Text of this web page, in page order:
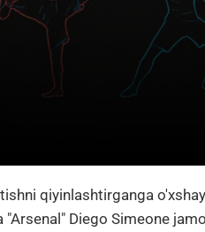
qiyinlashtirganga
Diego Simeone